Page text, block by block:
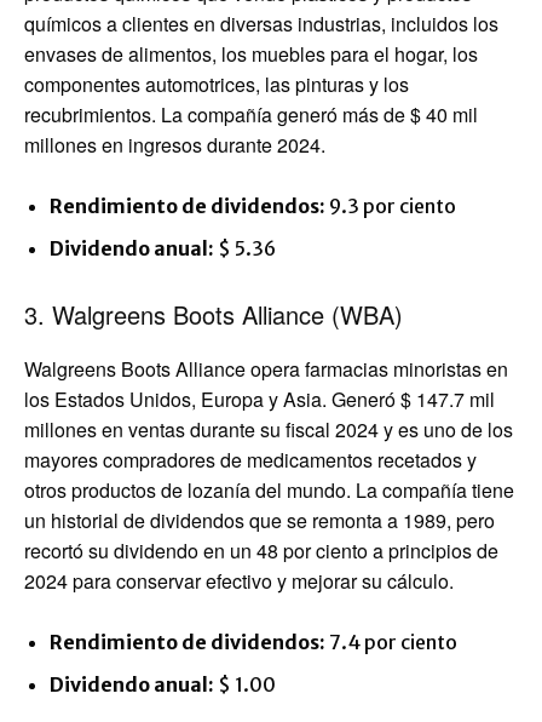
químicos a clientes en diversas industrias, incluidos los
envases de alimentos, los muebles para el hogar, los
componentes automotrices, las pinturas y los
recubrimientos. La compañía generó más de $ 40 mil
millones en ingresos durante 2024.
Rendimiento de dividendos: 9.3 por ciento
Dividendo anual: $ 5.36
3. Walgreens Boots Alliance (WBA)
Walgreens Boots Alliance opera farmacias minoristas en
los Estados Unidos, Europa y Asia. Generó $ 147.7 mil
millones en ventas durante su fiscal 2024 y es uno de los
mayores compradores de medicamentos recetados y
otros productos de lozanía del mundo. La compañía tiene
un historial de dividendos que se remonta a 1989, pero
recortó su dividendo en un 48 por ciento a principios de
2024 para conservar efectivo y mejorar su cálculo.
Rendimiento de dividendos: 7.4 por ciento
Dividendo anual: $ 1.00